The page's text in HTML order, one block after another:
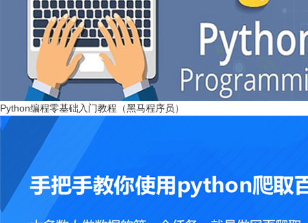
Python编程零基础入门教程（黑马程序员）